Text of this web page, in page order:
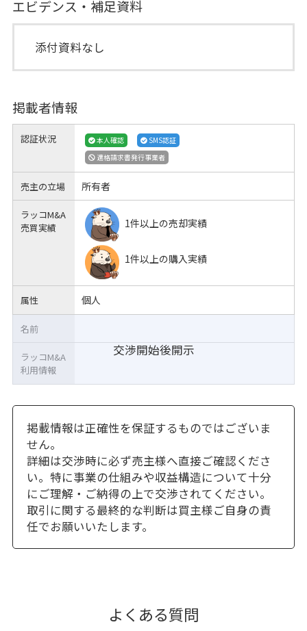
エビデンス・補足資料
添付資料なし
掲載者情報
認証状況 本人確認
SMS認証
適格請求書発行事業者
売主の立場 所有者
ラッコM&A
売買実績
1件以上の売却実績
1件以上の購入実績
属性 個人
交渉開始後開示
名前
ラッコM&A
利用情報
掲載情報は正確性を保証するものではございま
せん。
詳細は交渉時に必ず売主様へ直接ご確認くださ
い。特に事業の仕組みや収益構造について十分
にご理解・ご納得の上で交渉されてください。
取引に関する最終的な判断は買主様ご自身の責
任でお願いいたします。
よくある質問